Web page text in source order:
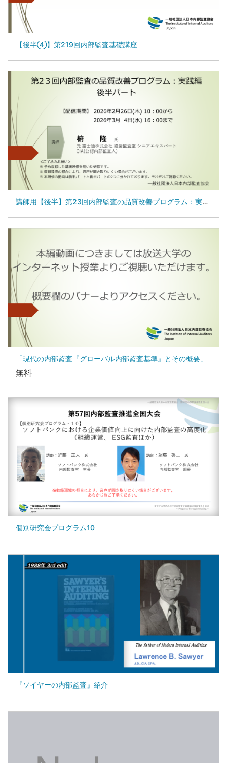
【後半④】第219回内部監査基礎講座
講師用【後半】第23回内部監査の品質改善プログラム：実践編
「現代の内部監査『グローバル内部監査基準』とその概要」
無料
個別研究会プログラム10
『ソイヤーの内部監査』紹介